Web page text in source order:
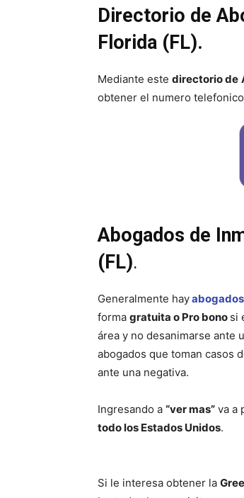
Directorio de
Florida (FL).
Mediante este directorio de
obtener el numero
Abogados de
(FL).
Generalmente hayabogados
forma gratuita o Pro bono si
área y no desanimarse ante
abogados que toman casos
ante una negativa.
Ingresando a “ver mas” va a
todo los Estados Unidos.
Si le interesa obtener la